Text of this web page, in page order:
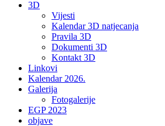
3D
Vijesti
Kalendar 3D natjecanja
Pravila 3D
Dokumenti 3D
Kontakt 3D
Linkovi
Kalendar 2026.
Galerija
Fotogalerije
EGP 2023
objave